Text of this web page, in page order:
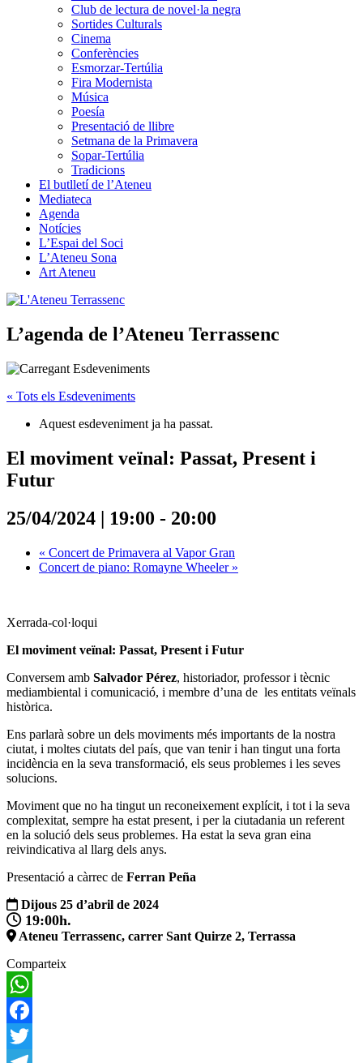
Club de lectura de novel·la negra
Sortides Culturals
Cinema
Conferències
Esmorzar-Tertúlia
Fira Modernista
Música
Poesía
Presentació de llibre
Setmana de la Primavera
Sopar-Tertúlia
Tradicions
El butlletí de l’Ateneu
Mediateca
Agenda
Notícies
L’Espai del Soci
L’Ateneu Sona
Art Ateneu
L’agenda de l’Ateneu Terrassenc
« Tots els Esdeveniments
Aquest esdeveniment ja ha passat.
El moviment veïnal: Passat, Present i
Futur
25/04/2024 | 19:00 - 20:00
« Concert de Primavera al Vapor Gran
Concert de piano: Romayne Wheeler »
Xerrada-col·loqui
El moviment veïnal: Passat, Present i Futur
Conversem amb Salvador Pérez, historiador, professor i tècnic
mediambiental i comunicació, i membre d’una de les entitats veïnals
històrica.
Ens parlarà sobre un dels moviments més importants de la nostra
ciutat, i moltes ciutats del país, que van tenir i han tingut una forta
incidència en la seva transformació, els seus problemes i les seves
solucions.
Moviment que no ha tingut un reconeixement explícit, i tot i la seva
complexitat, sempre ha estat present, i per la ciutadania un referent
en la solució dels seus problemes. Ha estat la seva gran eina
reivindicativa al llarg dels anys.
Presentació a càrrec de Ferran Peña
Dijous 25 d’abril de 2024
19:00h.
Ateneu Terrassenc, carrer Sant Quirze 2, Terrassa
Comparteix
WhatsApp
Facebook